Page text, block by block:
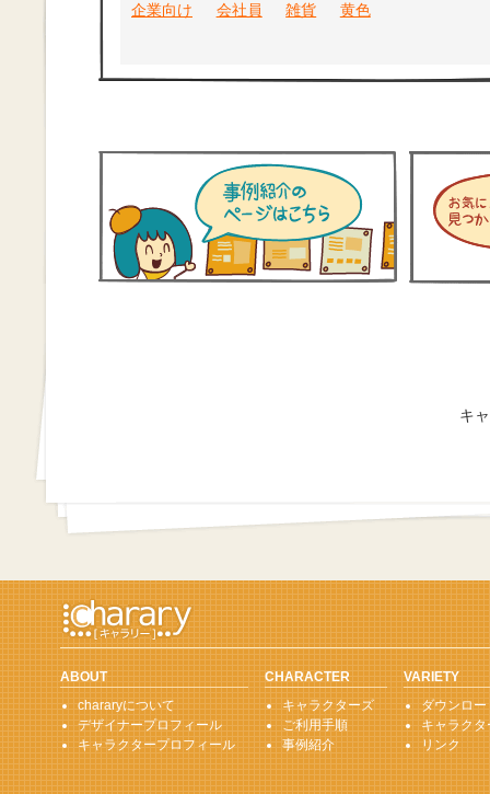
企業向け 会社員 雑貨 黄色
キ
ABOUT
chararyについて
デザイナープロフィール
キャラクタープロフィール
CHARACTER
キャラクターズ
ご利用手順
事例紹介
VARIETY
ダウンロ
キャラク
リンク